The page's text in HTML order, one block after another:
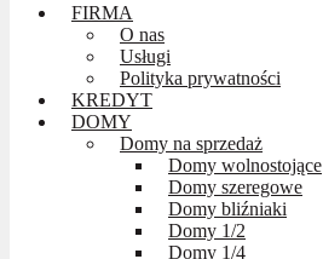
FIRMA
O nas
Usługi
Polityka prywatności
KREDYT
DOMY
Domy na sprzedaż
Domy wolnostojące
Domy szeregowe
Domy bliźniaki
Domy 1/2
Domy 1/4